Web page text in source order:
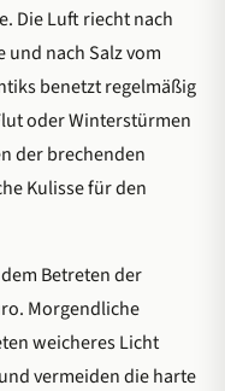
Die Luft riecht nach
und nach Salz vom
benetzt regelmäßig
oder Winterstürmen
der brechenden
Kulisse für den
Betreten der
Morgendliche
weicheres Licht
vermeiden die harte